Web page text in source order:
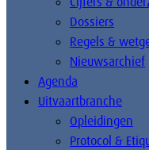
Dossiers
Regels &
Nieuwsarchief
Agenda
Uitvaartbranche
Opleidingen
Protocol &